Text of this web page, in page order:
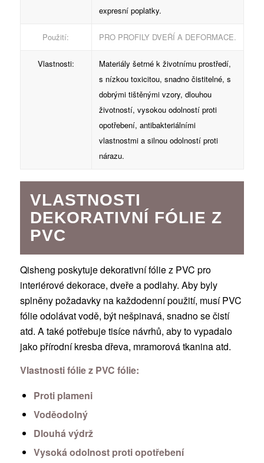
expresní poplatky.
Použití: PRO PROFILY DVEŘÍ A DEFORMACE.
Vlastnosti:
Materiály šetrné k životnímu prostředí,
s nízkou toxicitou, snadno čistitelné, s
dobrými tištěnými vzory, dlouhou
životností, vysokou odolností proti
opotřebení, antibakteriálními
vlastnostmi a silnou odolností proti
nárazu.
VLASTNOSTI
DEKORATIVNÍ FÓLIE Z
PVC
Qisheng poskytuje dekorativní fólie z PVC pro
interiérové dekorace, dveře a podlahy. Aby byly
splněny požadavky na každodenní použití, musí PVC
fólie odolávat vodě, být nešpinavá, snadno se čistí
atd. A také potřebuje tisíce návrhů, aby to vypadalo
jako přírodní kresba dřeva, mramorová tkanina atd.
Vlastnosti fólie z PVC fólie:
Proti plameni
Voděodolný
Dlouhá výdrž
Vysoká odolnost proti opotřebení